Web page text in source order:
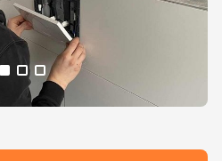
Alle Medien anzeigen